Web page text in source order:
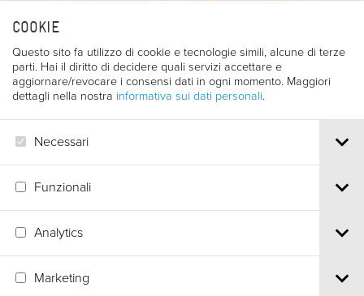
COOKIE
Questo sito fa utilizzo di cookie e tecnologie simili, alcune di terze
parti. Hai il diritto di decidere quali servizi accettare e
aggiornare/revocare i consensi dati in ogni momento. Maggiori
dettagli nella nostra informativa sui dati personali.
Necessari
Funzionali
Analytics
Marketing